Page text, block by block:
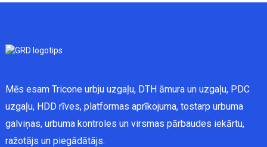
Mēs esam Tricone urbju uzgaļu, DTH āmura un uzgaļu, PDC
uzgaļu, HDD rīves, platformas aprīkojuma, tostarp urbuma
galviņas, urbuma kontroles un virsmas pārbaudes iekārtu,
ražotājs un piegādātājs.